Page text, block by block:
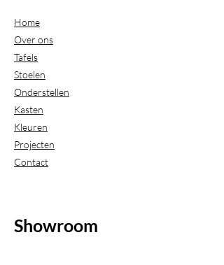
Home
Over ons
Tafels
Stoelen
Onderstellen
Kasten
Kleuren
Projecten
Contact
Showroom